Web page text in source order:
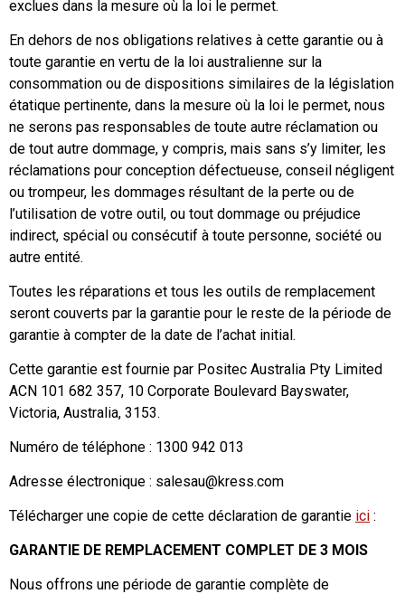
exclues dans la mesure où la loi le permet.
En dehors de nos obligations relatives à cette garantie ou à
toute garantie en vertu de la loi australienne sur la
consommation ou de dispositions similaires de la législation
étatique pertinente, dans la mesure où la loi le permet, nous
ne serons pas responsables de toute autre réclamation ou
de tout autre dommage, y compris, mais sans s’y limiter, les
réclamations pour conception défectueuse, conseil négligent
ou trompeur, les dommages résultant de la perte ou de
l’utilisation de votre outil, ou tout dommage ou préjudice
indirect, spécial ou consécutif à toute personne, société ou
autre entité.
Toutes les réparations et tous les outils de remplacement
seront couverts par la garantie pour le reste de la période de
garantie à compter de la date de l’achat initial.
Cette garantie est fournie par Positec Australia Pty Limited
ACN 101 682 357, 10 Corporate Boulevard Bayswater,
Victoria, Australia, 3153.
Numéro de téléphone : 1300 942 013
Adresse électronique : salesau@kress.com
Télécharger une copie de cette déclaration de garantie ici :
GARANTIE DE REMPLACEMENT COMPLET DE 3 MOIS
Nous offrons une période de garantie complète de